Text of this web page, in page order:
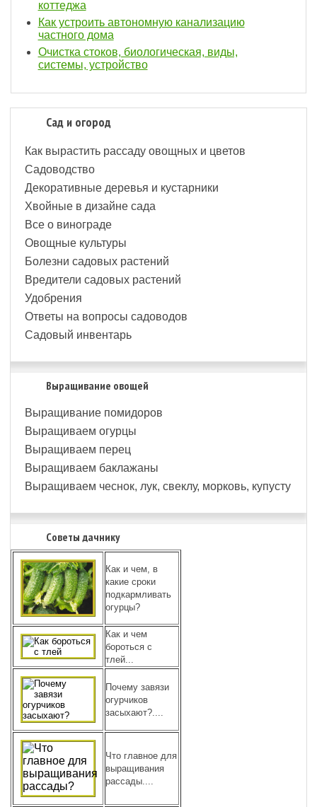
коттеджа
Как устроить автономную канализацию
частного дома
Очистка стоков, биологическая, виды,
системы, устройство
Сад и огород
Как вырастить рассаду овощных и цветов
Садоводство
Декоративные деревья и кустарники
Хвойные в дизайне сада
Все о винограде
Овощные культуры
Болезни садовых растений
Вредители садовых растений
Удобрения
Ответы на вопросы садоводов
Садовый инвентарь
Выращивание овощей
Выращивание помидоров
Выращиваем огурцы
Выращиваем перец
Выращиваем баклажаны
Выращиваем чеснок, лук, свеклу, морковь, купусту
Советы дачнику
Как и чем, в
какие сроки
подкармливать
огурцы?
Как и чем
бороться с
тлей...
Почему завязи
огурчиков
засыхают?....
Что главное для
выращивания
рассады....